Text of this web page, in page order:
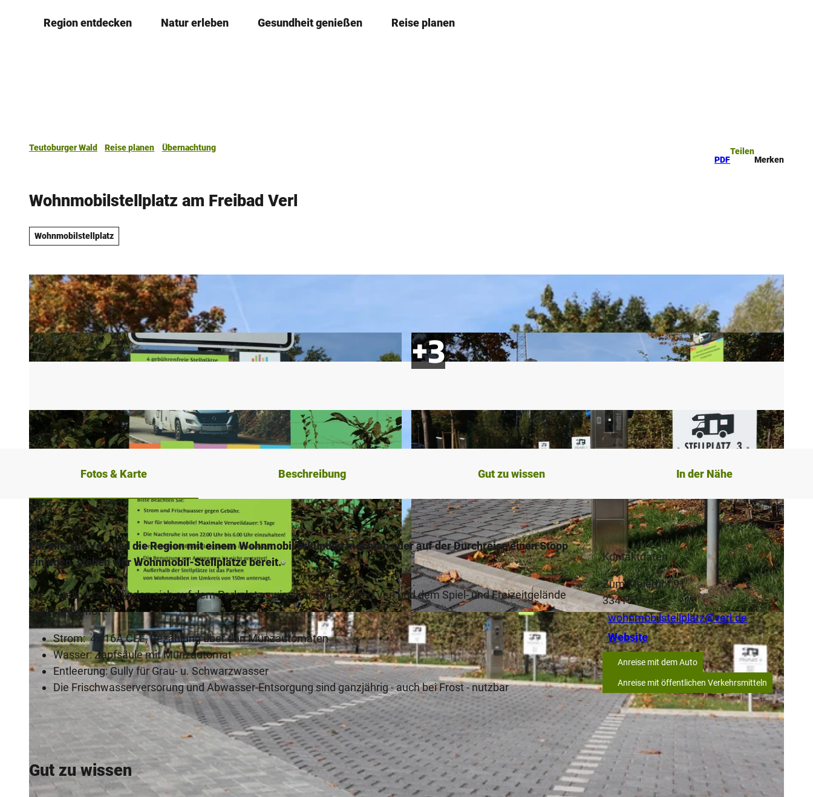
Region entdecken Natur erleben Gesundheit genießen Reise planen
Teutoburger Wald Reise planen
Übernachtung
PDF
Teilen
Merken
Wohnmobilstellplatz am Freibad Verl
Wohnmobilstellplatz
© Teutoburger Wald, Stadt Verl | CC-BY-SA © Teutoburger Wald, Stadt Verl |CC-BY-SA
Fotos & Karte Beschreibung Gut zu wissen In der Nähe
Für alle, die Verl und die Region mit einem Wohnmobil erkunden möchten oder auf der Durchreise einen Stopp
einlegen, stehen vier Wohnmobil-Stellplätze bereit.
Die 4 Stellplätze befinden sich auf dem Parkplatz zwischen dem Freibad Verl und dem Spiel- und Freizeitgelände
"Zum Meierhof".
Strom: 4x 16A CEE, Bezahlung über den Münzautomaten
Wasser: Zapfsäule mit Münzautomat
Entleerung: Gully für Grau- u. Schwarzwasser
Die Frischwasserversorung und Abwasser-Entsorgung sind ganzjährig - auch bei Frost - nutzbar
Gut zu wissen
Kontaktdaten
Zum Meierhof 91
33415Verl
wohnmobilstellplatz@verl.de
Website
Anreise mit dem Auto
Anreise mit öffentlichen Verkehrsmitteln